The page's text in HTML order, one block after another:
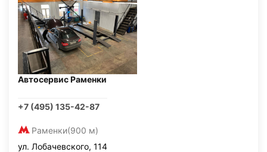
Автосервис Раменки
+7 (495) 135-42-87
Раменки(900 м)
ул. Лобачевского, 114